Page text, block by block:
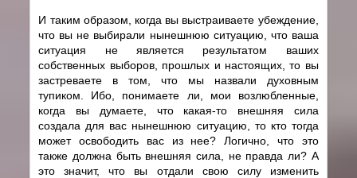
И таким образом, когда вы выстраиваете убеждение,
что вы не выбирали нынешнюю ситуацию, что ваша
ситуация не является результатом ваших
собственных выборов, прошлых и настоящих, то вы
застреваете в том, что мы назвали духовным
тупиком. Ибо, понимаете ли, мои возлюбленные,
когда вы думаете, что какая-то внешняя сила
создала для вас нынешнюю ситуацию, то кто тогда
может освободить вас из нее? Логично, что это
также должна быть внешняя сила, не правда ли? А
это значит, что вы отдали свою силу изменить